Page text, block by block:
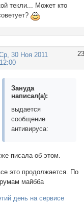
текли... Может кто
23
30 Ноя 2011
Зануда
написал(а):
выдается
сообщение
антивируса:
писала об этом.
это продолжается. По
майбба
день на сервисе